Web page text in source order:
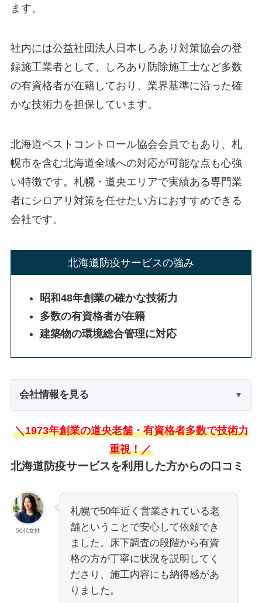
ます。
社内には公益社団法人日本しろあり対策協会の登
録施工業者として、しろあり防除施工士など多数
の有資格者が在籍しており、業界基準に沿った確
かな技術力を担保しています。
北海道ペストコントロール協会会員でもあり、札
幌市を含む北海道全域への対応が可能な点も心強
い特徴です。札幌・道央エリアで実績ある専門業
者にシロアリ対策を任せたい方におすすめできる
会社です。
北海道防疫サービスの強み
昭和48年創業の確かな技術力
多数の有資格者が在籍
建築物の環境総合管理に対応
会社情報を見る
＼1973年創業の道央老舗・有資格者多数で技術力
重視！／
北海道防疫サービスを利用した方からの口コミ
50代女性
札幌で50年近く営業されている老
舗ということで安心して依頼でき
ました。床下調査の段階から有資
格の方が丁寧に状況を説明してく
ださり、施工内容にも納得感があ
りました。